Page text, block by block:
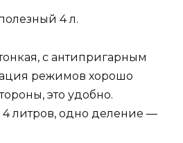
4 л.
с антипригарным
режимов хорошо
это удобно.
4 литров, одно деление ―